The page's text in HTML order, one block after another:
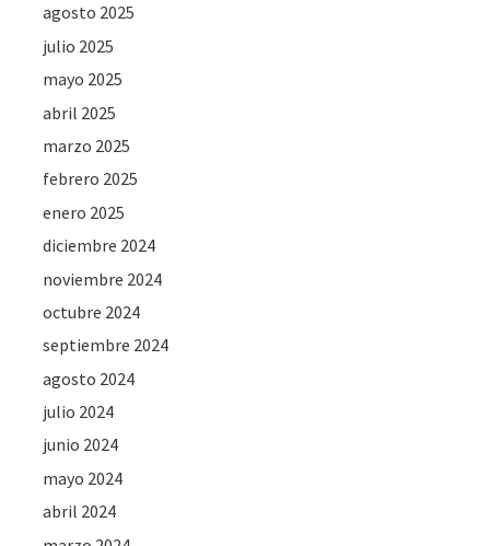
agosto 2025
julio 2025
mayo 2025
abril 2025
marzo 2025
febrero 2025
enero 2025
diciembre 2024
noviembre 2024
octubre 2024
septiembre 2024
agosto 2024
julio 2024
junio 2024
mayo 2024
abril 2024